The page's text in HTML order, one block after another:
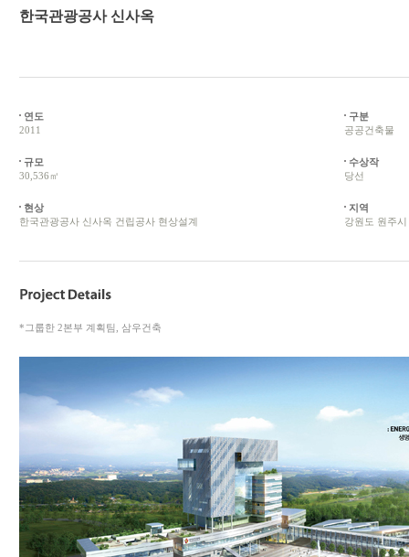
한국관광공사 신사옥
연도
2011
구분
공공건축물
규모
30,536㎡
수상작
당선
현상
한국관광공사 신사옥 건립공사 현상설계
지역
강원도 원주
*그룹한 2본부 계획팀, 삼우건축